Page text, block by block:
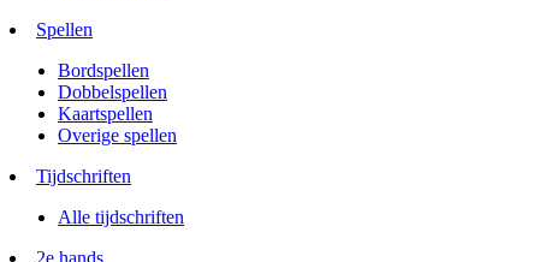
Spellen
Bordspellen
Dobbelspellen
Kaartspellen
Overige spellen
Tijdschriften
Alle tijdschriften
2e hands